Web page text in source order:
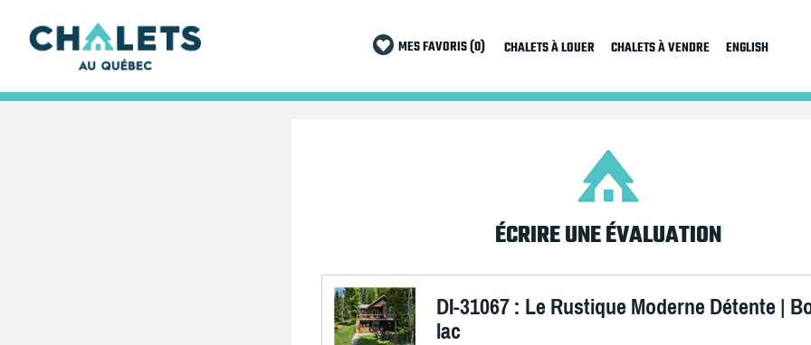
MES FAVORIS (0) CHALETS À LOUER CHALETS À VENDRE ENGLISH
ÉCRIRE UNE ÉVALUATION
DI-31067 : Le Rustique Moderne Détente |
lac